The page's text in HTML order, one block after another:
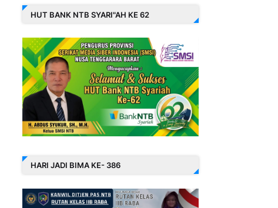
HUT BANK NTB SYARI"AH KE 62
HARI JADI BIMA KE- 386